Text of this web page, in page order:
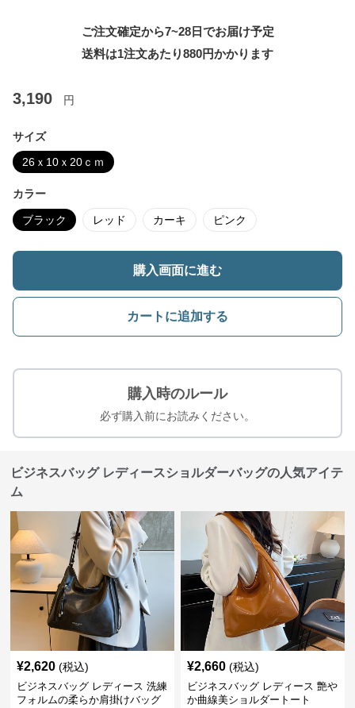
ご注文確定から7~28日でお届け予定
送料は1注文あたり880円かかります
3,190 円
サイズ
26ｘ10ｘ20ｃｍ
カラー
ブラック レッド カーキ ピンク
購入画面に進む
カートに追加する
購入時のルール
必ず購入前にお読みください。
ビジネスバッグ レディースショルダーバッグの人気アイテ
ム
¥2,620 (税込)
ビジネスバッグ レディース 洗練
フォルムの柔らか肩掛けバッグ
¥2,660 (税込)
ビジネスバッグ レディース 艶や
か曲線美ショルダートート